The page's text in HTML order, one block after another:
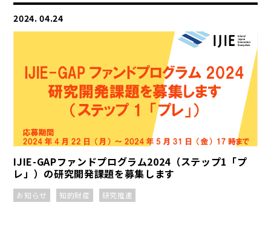
2024. 04.24
IJIE-GAPファンドプログラム2024（ステップ1「プ
レ」）の研究開発課題を募集します
お知らせ 知的財産 研究推進